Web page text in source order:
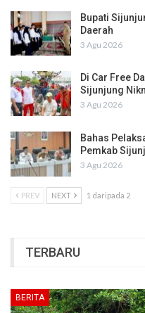
Bupati
Daerah
3 Agu 2026
Di Car Free
Sijunjung
3 Agu 2026
Bahas
Pemkab
3 Agu 2026
PREV NEXT 1 daripada 2
TERBARU
BERITA